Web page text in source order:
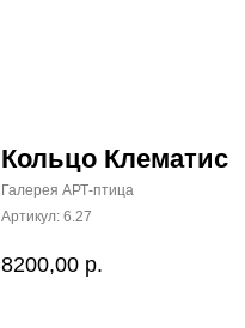
Кольцо Клематис
Галерея АРТ-птица
Артикул: 6.27
8200,00 р.